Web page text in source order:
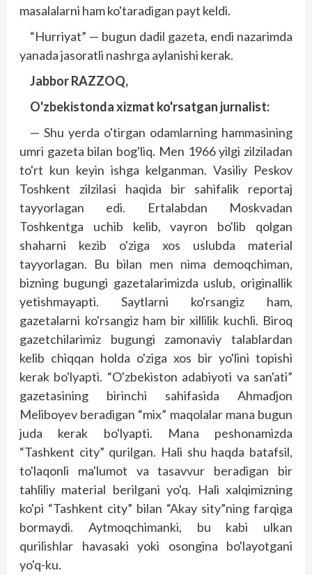
masalalarni ham ko'taradigan payt keldi.
“Hurriyat” — bugun dadil gazeta, endi nazarimda
yanada jasoratli nashrga aylanishi kerak.
Jabbor RAZZOQ,
O'zbekistonda xizmat ko'rsatgan jurnalist:
— Shu yerda o'tirgan odamlarning hammasining
umri gazeta bilan bog'liq. Men 1966 yilgi zilziladan
to'rt kun keyin ishga kelganman. Vasiliy Pes­kov
Toshkent zilzilasi haqida bir sahifalik reportaj
tayyorlagan edi. Ertalabdan Moskvadan
Toshkentga uchib kelib, vayron bo'lib qolgan
shaharni kezib o'ziga xos uslubda material
tayyorlagan. Bu bilan men nima demoqchiman,
bizning bugungi gazetalarimizda uslub, originallik
yetishmayapti. Saytlarni ko'rsangiz ham,
gazetalarni ko'rsangiz ham bir xillilik kuchli. Biroq
gazetchilarimiz bugungi zamonaviy talablardan
kelib chiqqan holda o'ziga xos bir yo'lini topishi
kerak bo'lyapti. “O'zbekiston adabiyoti va san'ati”
gazetasining birinchi sahifasida Ahmadjon
Meliboyev beradigan “mix” maqolalar mana bugun
juda kerak bo'lyapti. Mana peshonamizda
“Tashkent city” qurilgan. Hali shu haqda batafsil,
to'laqonli ma'lumot va tasavvur beradigan bir
tahliliy material berilgani yo'q. Hali xalqimizning
ko'pi “Tashkent city” bilan “Akay sity”ning farqiga
bormaydi. Aytmoqchimanki, bu kabi ulkan
qurilishlar havasaki yoki osongina bo'layotgani
yo'q-ku.